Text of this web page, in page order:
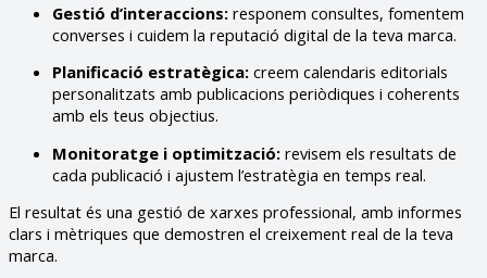
Gestió d’interaccions: responem consultes, fomentem
converses i cuidem la reputació digital de la teva marca.
Planificació estratègica: creem calendaris editorials
personalitzats amb publicacions periòdiques i coherents
amb els teus objectius.
Monitoratge i optimització: revisem els resultats de
cada publicació i ajustem l’estratègia en temps real.
El resultat és una gestió de xarxes professional, amb informes
clars i mètriques que demostren el creixement real de la teva
marca.